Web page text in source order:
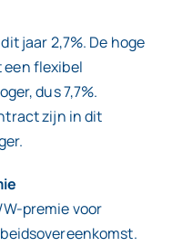
jaar 2,7%. De hoge
een flexibel
dus 7,7%.
zijn in dit
premie voor